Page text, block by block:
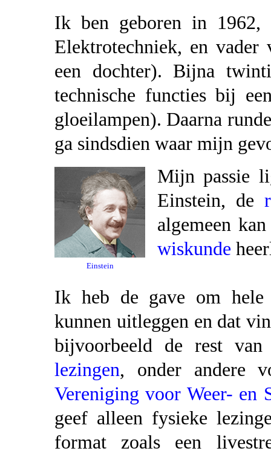
Ik ben geboren in 1962,
Elektrotechniek, en
een dochter). Bijna
technische functies bij
gloeilampen). Daarna
ga sindsdien waar mijn
Einstein
Mijn passie
Einstein, de
algemeen
wiskunde
Ik heb de gave om hele
kunnen uitleggen en dat
bijvoorbeeld de rest
lezingen, onder andere
Vereniging voor Weer- en
geef alleen fysieke
format zoals een